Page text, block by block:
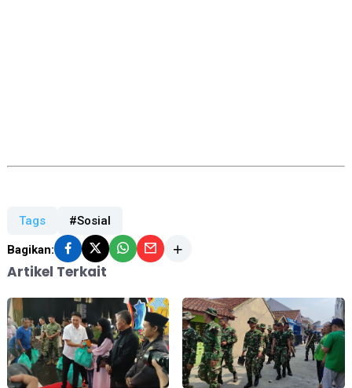
Tags #Sosial
Bagikan:
Artikel Terkait